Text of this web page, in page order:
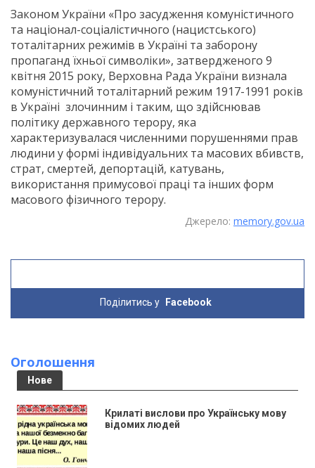
Законом України «Про засудження комуністичного
та націонал-соціалістичного (нацистського)
тоталітарних режимів в Україні та заборону
пропаганд їхньої символіки», затвердженого 9
квітня 2015 року, Верховна Рада України визнала
комуністичний тоталітарний режим 1917-1991 років
в Україні злочинним і таким, що здійснював
політику державного терору, яка
характеризувалася численними порушеннями прав
людини у формі індивідуальних та масових вбивств,
страт, смертей, депортацій, катувань,
використання примусової праці та інших форм
масового фізичного терору.
Джерело: memory.gov.ua
Поділитись у Facebook
Оголошення
Нове
Крилаті вислови про Українську мову
відомих людей